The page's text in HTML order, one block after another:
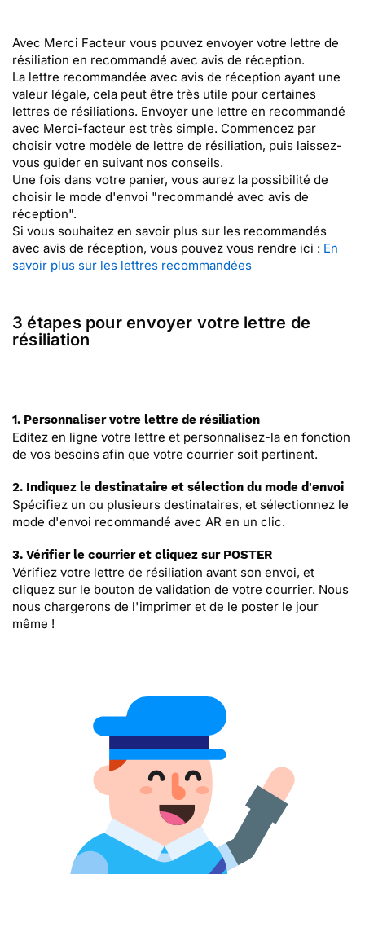
Avec Merci Facteur vous pouvez envoyer votre lettre de
résiliation en recommandé avec avis de réception.
La lettre recommandée avec avis de réception ayant une
valeur légale, cela peut être très utile pour certaines
lettres de résiliations. Envoyer une lettre en recommandé
avec Merci-facteur est très simple. Commencez par
choisir votre modèle de lettre de résiliation, puis laissez-
vous guider en suivant nos conseils.
Une fois dans votre panier, vous aurez la possibilité de
choisir le mode d'envoi "recommandé avec avis de
réception".
Si vous souhaitez en savoir plus sur les recommandés
avec avis de réception, vous pouvez vous rendre ici : En
savoir plus sur les lettres recommandées
3 étapes pour envoyer votre lettre de
résiliation
1. Personnaliser votre lettre de résiliation
Editez en ligne votre lettre et personnalisez-la en fonction
de vos besoins afin que votre courrier soit pertinent.
2. Indiquez le destinataire et sélection du mode d'envoi
Spécifiez un ou plusieurs destinataires, et sélectionnez le
mode d'envoi recommandé avec AR en un clic.
3. Vérifier le courrier et cliquez sur POSTER
Vérifiez votre lettre de résiliation avant son envoi, et
cliquez sur le bouton de validation de votre courrier. Nous
nous chargerons de l'imprimer et de le poster le jour
même !